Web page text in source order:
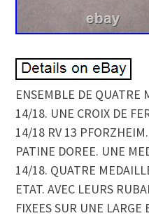
ENSEMBLE DE QUATRE
14/18. UNE CROIX DE
14/18 RV 13
PATINE DOREE. UNE
14/18. QUATRE
ETAT. AVEC LEURS
FIXEES SUR UNE